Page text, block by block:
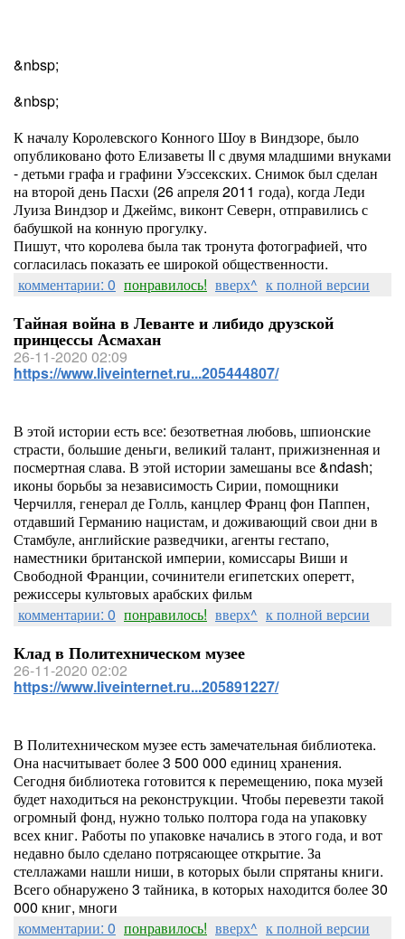
&nbsp;
&nbsp;
К началу Королевского Конного Шоу в Виндзоре, было
опубликовано фото Елизаветы II с двумя младшими внуками
- детьми графа и графини Уэссекских. Снимок был сделан
на второй день Пасхи (26 апреля 2011 года), когда Леди
Луиза Виндзор и Джеймс, виконт Северн, отправились с
бабушкой на конную прогулку.
Пишут, что королева была так тронута фотографией, что
согласилась показать ее широкой общественности.
комментарии: 0 понравилось! вверх^ к полной версии
Тайная война в Леванте и либидо друзской
принцессы Асмахан
26-11-2020 02:09
https://www.liveinternet.ru...205444807/
В этой истории есть все: безответная любовь, шпионские
страсти, большие деньги, великий талант, прижизненная и
посмертная слава. В этой истории замешаны все &ndash;
иконы борьбы за независимость Сирии, помощники
Черчилля, генерал де Голль, канцлер Франц фон Паппен,
отдавший Германию нацистам, и доживающий свои дни в
Стамбуле, английские разведчики, агенты гестапо,
наместники британской империи, комиссары Виши и
Свободной Франции, сочинители египетских оперетт,
режиссеры культовых арабских фильм
комментарии: 0 понравилось! вверх^ к полной версии
Клад в Политехническом музее
26-11-2020 02:02
https://www.liveinternet.ru...205891227/
В Политехническом музее есть замечательная библиотека.
Она насчитывает более 3 500 000 единиц хранения.
Сегодня библиотека готовится к перемещению, пока музей
будет находиться на реконструкции. Чтобы перевезти такой
огромный фонд, нужно только полтора года на упаковку
всех книг. Работы по упаковке начались в этого года, и вот
недавно было сделано потрясающее открытие. За
стеллажами нашли ниши, в которых были спрятаны книги.
Всего обнаружено 3 тайника, в которых находится более 30
000 книг, многи
комментарии: 0 понравилось! вверх^ к полной версии